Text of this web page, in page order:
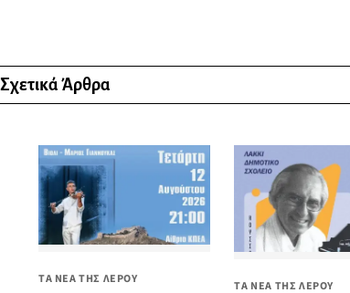
Σχετικά Άρθρα
ΤΑ ΝΕΑ ΤΗΣ ΛΕΡΟΥ ΤΑ ΝΕΑ ΤΗΣ ΛΕΡΟΥ